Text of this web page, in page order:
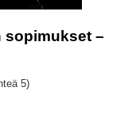
sopimukset –
5)